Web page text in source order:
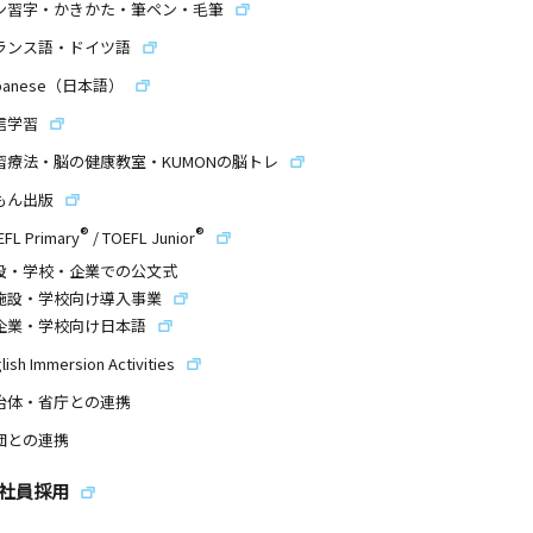
習字・かきかた・筆ペン・毛筆
ンス語・ドイツ語
（日本語）
学習
療法・脳の健康教室・KUMONの脳トレ
ん出版
Primary® /TOEFL Junior®
・学校・企業での公文式
設・学校向け導入事業
業・学校向け日本語
Immersion Activities
体・省庁との連携
との連携
員採用